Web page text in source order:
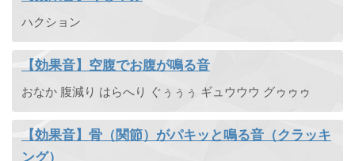
ハクション
【効果音】空腹でお腹が鳴る音
おなか 腹減り はらへり ぐぅぅぅ ギュウウウ グゥゥゥ
【効果音】骨（関節）がパキッと鳴る音（クラッキ
ング）